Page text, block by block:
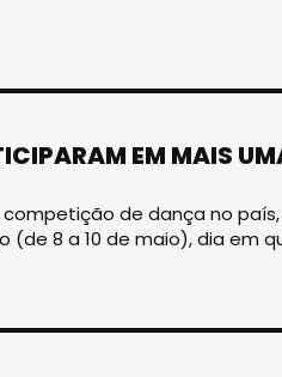
EM MAIS
de dança no
8 a 10 de maio), dia em